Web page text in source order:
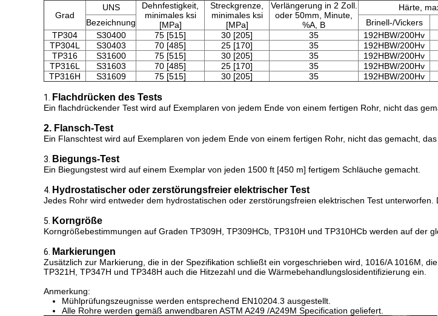
Grad
UNS
Dehnfestigkeit,
minimales ksi
[MPa]
Streckgrenze,
minimales ksi
[MPa]
Verlängerung in 2 Zoll.
oder 50mm, Minute,
%A, B
Härte,
Bezeichnung
Brinell-/Vickers
TP304
S30400 75 [515] 30 [205] 35 192HBW/200Hv
TP304L
S30403 70 [485] 25 [170] 35 192HBW/200Hv
TP316
S31600 75 [515] 30 [205] 35 192HBW/200Hv
TP316L
S31603 70 [485] 25 [170] 35 192HBW/200Hv
TP316H
S31609 75 [515] 30 [205] 35 192HBW/200Hv
1. Flachdrücken des Tests
Ein flachdrückender Test wird auf Exemplaren von jedem Ende von einem fertigen Rohr, nicht das
2. Flansch-Test
Ein Flanschtest wird auf Exemplaren von jedem Ende von einem fertigen Rohr, nicht das gemacht,
3. Biegungs-Test
Ein Biegungstest wird auf einem Exemplar von jeden 1500 ft [450 m] fertigem Schläuche gemacht.
4. Hydrostatischer oder zerstörungsfreier elektrischer Test
Jedes Rohr wird entweder dem hydrostatischen oder zerstörungsfreien elektrischen Test
5. Korngröße
Korngrößebestimmungen auf Graden TP309H, TP309HCb, TP310H und TP310HCb werden auf der
6. Markierungen
Zusätzlich zur Markierung, die in der Spezifikation schließt ein vorgeschrieben wird, 1016/A 1016M,
TP321H, TP347H und TP348H auch die Hitzezahl und die Wärmebehandlungslosidentifizierung ein.
Anmerkung:
Mühlprüfungszeugnisse werden entsprechend EN10204.3 ausgestellt.
Alle Rohre werden gemäß anwendbaren ASTM A249 /A249M Specification geliefert.